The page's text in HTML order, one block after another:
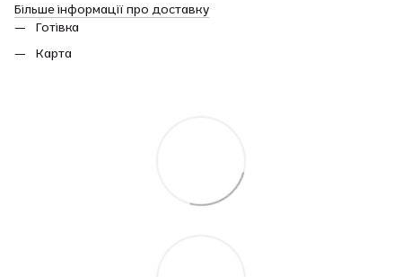
Більше інформації про доставку
Готівка
Карта